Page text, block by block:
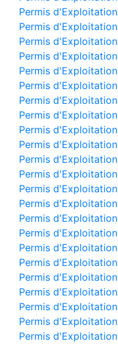
Permis
Permis
Permis
Permis
Permis
Permis
Permis
Permis
Permis
Permis
Permis
Permis
Permis
Permis
Permis
Permis
Permis
Permis
Permis
Permis
Permis
Permis
Permis